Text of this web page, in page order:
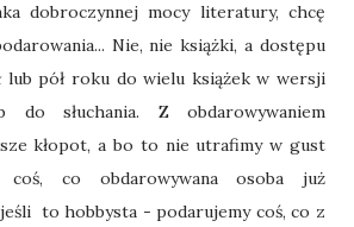
dobroczynnej mocy literatury, chcę
Nie, nie książki, a dostępu
lub pół roku do wielu książek w wersji
do słuchania. Z obdarowywaniem
kłopot, a bo to nie utrafimy w gust
coś, co obdarowywana osoba już
to hobbysta - podarujemy coś, co z